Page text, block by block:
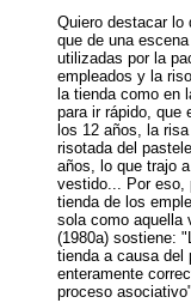
Quiero destacar lo
que de una
utilizadas por la
empleados y la
la tienda como en
para ir rápido, que
los 12 años, la
risotada del
años, lo que trajo
vestido... Por eso,
tienda de los
sola como aquella
(1980a) sostiene:
tienda a causa del
enteramente
proceso